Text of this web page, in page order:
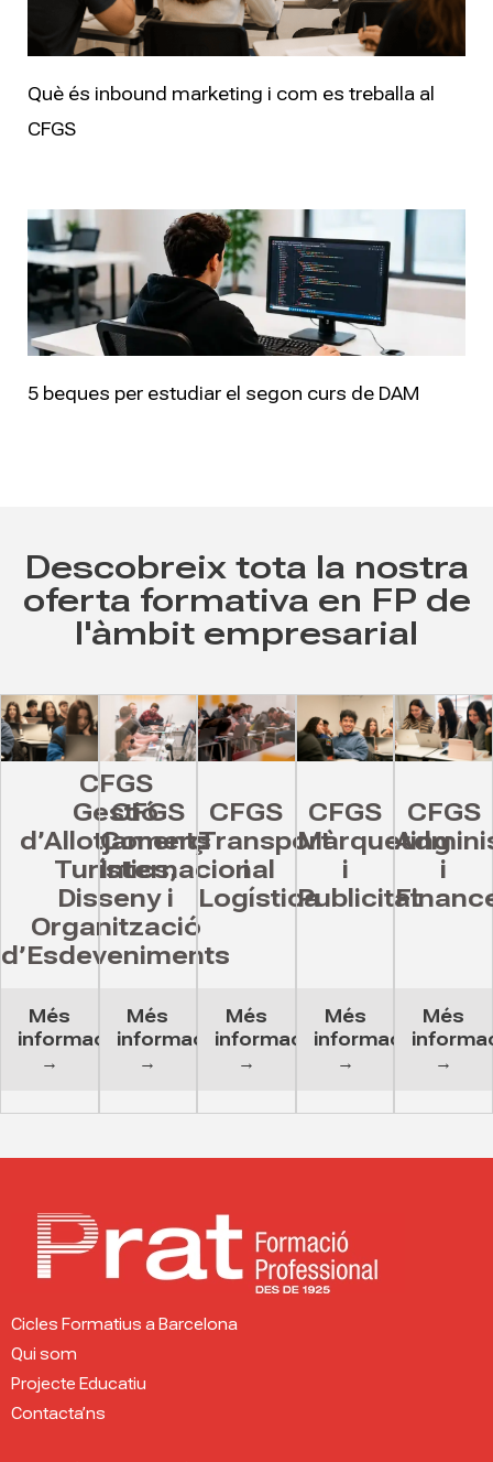
Què és inbound marketing i com es treballa al
CFGS
5 beques per estudiar el segon curs de DAM
Descobreix tota la nostra
oferta formativa en FP de
l'àmbit empresarial
CFGS
Gestió
d’Allotjaments
Turístics,
Disseny i
Organització
d’Esdeveniments
Més
informació
→
CFGS
Comerç
Internacional
Més
informació
→
CFGS
Transport
i
Logística
Més
informació
→
CFGS
Màrqueting
i
Publicitat
Més
informació
→
CFGS
i
Més
→
Cicles Formatius a Barcelona
Qui som
Projecte Educatiu
Contacta’ns